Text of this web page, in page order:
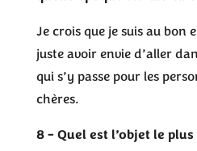
Je crois que je suis au
juste avoir envie d’aller
qui s’y passe pour les
chères.
8 – Quel est l’objet le